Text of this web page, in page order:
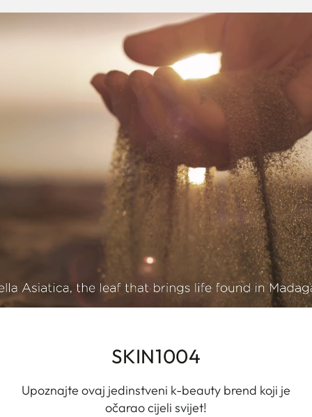
SKIN1004
Upoznajte ovaj jedinstveni k-beauty brend koji je
očarao cijeli svijet!